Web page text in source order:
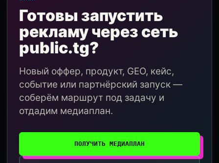
Готовы запустить
рекламу через сеть
public.tg?
Новый оффер, продукт, GEO, кейс,
событие или партнёрский запуск —
соберём маршрут под задачу и
отдадим медиаплан.
ПОЛУЧИТЬ МЕДИАПЛАН